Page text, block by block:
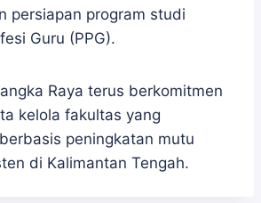
persiapan program studi
Guru (PPG).
Raya terus berkomitmen
kelola fakultas yang
peningkatan mutu
di Kalimantan Tengah.